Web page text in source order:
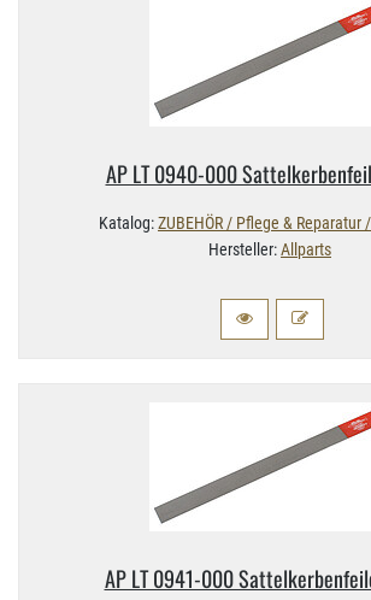
AP LT 0940-​000
Katalog:ZUBEHÖR / Pflege & Reparatur
Hersteller:Allparts
AP LT 0941-​000